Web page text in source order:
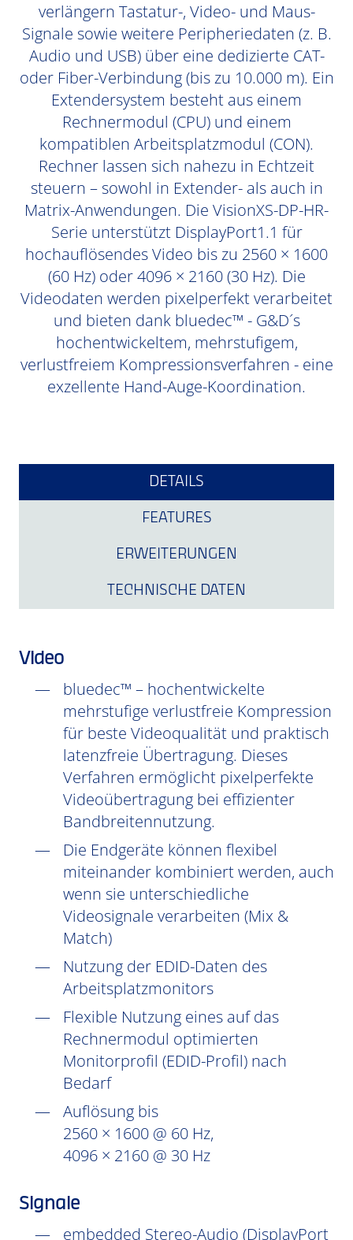
verlängern Tastatur-, Video- und Maus-
Signale sowie weitere Peripheriedaten (z. B.
Audio und USB) über eine dedizierte CAT-
oder Fiber-Verbindung (bis zu 10.000 m). Ein
Extendersystem besteht aus einem
Rechnermodul (CPU) und einem
kompatiblen Arbeitsplatzmodul (CON).
Rechner lassen sich nahezu in Echtzeit
steuern – sowohl in Extender- als auch in
Matrix-Anwendungen. Die VisionXS-DP-HR-
Serie unterstützt DisplayPort1.1 für
hochauflösendes Video bis zu 2560 × 1600
(60 Hz) oder 4096 × 2160 (30 Hz). Die
Videodaten werden pixelperfekt verarbeitet
und bieten dank bluedec™ - G&D´s
hochentwickeltem, mehrstufigem,
verlustfreiem Kompressionsverfahren - eine
exzellente Hand-Auge-Koordination.
DETAILS
FEATURES
ERWEITERUNGEN
TECHNISCHE DATEN
Video
bluedec™ – hochentwickelte
mehrstufige verlustfreie Kompression
für beste Videoqualität und praktisch
latenzfreie Übertragung. Dieses
Verfahren ermöglicht pixelperfekte
Videoübertragung bei effizienter
Bandbreitennutzung.
Die Endgeräte können flexibel
miteinander kombiniert werden, auch
wenn sie unterschiedliche
Videosignale verarbeiten (Mix &
Match)
Nutzung der EDID-Daten des
Arbeitsplatzmonitors
Flexible Nutzung eines auf das
Rechnermodul optimierten
Monitorprofil (EDID-Profil) nach
Bedarf
Auflösung bis
2560 × 1600 @ 60 Hz,
4096 × 2160 @ 30 Hz
Signale
embedded Stereo-Audio (DisplayPort